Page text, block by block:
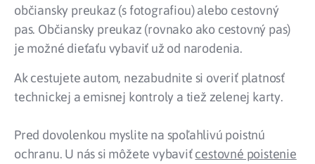
občiansky preukaz (s fotografiou) alebo cestovný
pas. Občiansky preukaz (rovnako ako cestovný pas)
je možné dieťaťu vybaviť už od narodenia.
Ak cestujete autom, nezabudnite si overiť platnosť
technickej a emisnej kontroly a tiež zelenej karty.
Pred dovolenkou myslite na spoľahlivú poistnú
ochranu. U nás si môžete vybaviťcestovné poistenie